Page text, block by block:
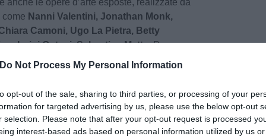
Do Not Process My Personal Information
opt-out of the sale, sharing to third parties, or processing of your
for targeted advertising by us, please use the below opt-out
selection. Please note that after your opt-out request is processed
interest-based ads based on personal information utilized by us
Nanni Valentini, Jonathan Monk,
Camoni, Ugo La Pietra, Betty
Luigi Ontani, Sebastian Matta. Da
dedicata agli artisti giapponesi allestita
piccolo gioiello della città.
messe in mostra per l’esposizione“About a
nell'arte contemporanea” curata daMatteo
al 15 luglio 2018.